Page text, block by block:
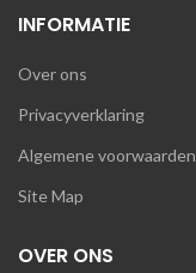
INFORMATIE
Over ons
Privacyverklaring
Algemene voorwaarden
Site Map
OVER ONS